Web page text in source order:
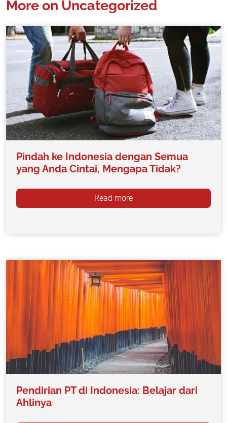
More on Uncategorized
Pindah ke Indonesia dengan Semua
yang Anda Cintai, Mengapa Tidak?
Read more
Pendirian PT di Indonesia: Belajar dari
Ahlinya